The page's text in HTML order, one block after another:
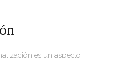
es un aspecto